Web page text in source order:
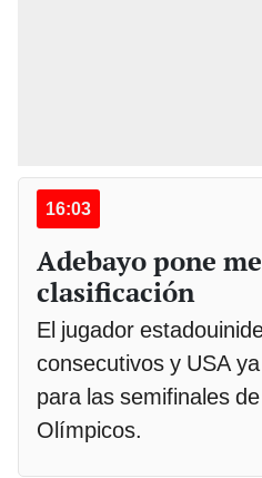
16:03
Adebayo pone
clasificación
El jugador
consecutivos y USA
para las semifinales
Olímpicos.